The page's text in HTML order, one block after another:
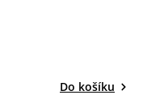
Do košíku